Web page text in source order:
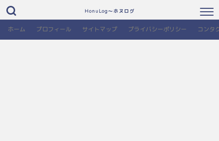
HonuLog～ホヌログ
ホーム プロフィール サイトマップ プライバシーポリシー コンタ